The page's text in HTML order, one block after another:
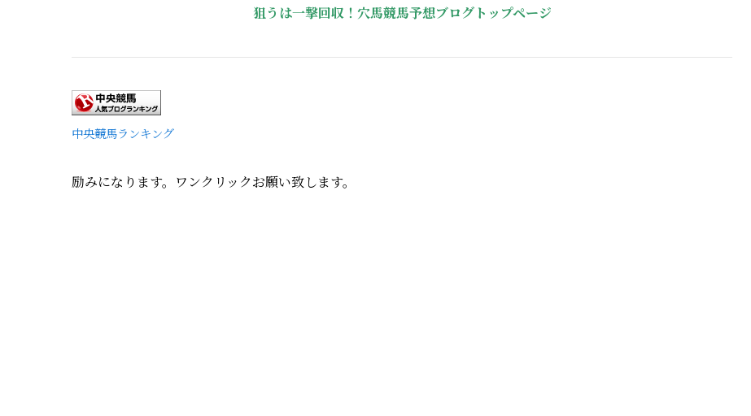
狙うは一撃回収！穴馬競馬予想ブログトップページ
中央競馬ランキング
励みになります。ワンクリックお願い致します。